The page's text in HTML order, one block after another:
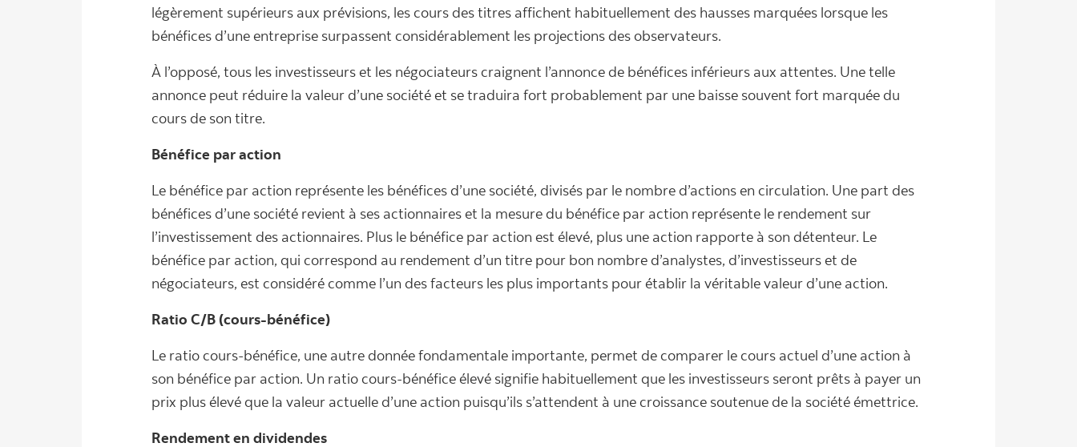
légèrement supérieurs aux prévisions, les cours des titres affichent habituellement des hausses marquées lorsque les
bénéfices d’une entreprise surpassent considérablement les projections des observateurs.
À l’opposé, tous les investisseurs et les négociateurs craignent l’annonce de bénéfices inférieurs aux attentes. Une telle
annonce peut réduire la valeur d’une société et se traduira fort probablement par une baisse souvent fort marquée du
cours de son titre.
Bénéfice par action
Le bénéfice par action représente les bénéfices d’une société, divisés par le nombre d’actions en circulation. Une part des
bénéfices d’une société revient à ses actionnaires et la mesure du bénéfice par action représente le rendement sur
l’investissement des actionnaires. Plus le bénéfice par action est élevé, plus une action rapporte à son détenteur. Le
bénéfice par action, qui correspond au rendement d’un titre pour bon nombre d’analystes, d’investisseurs et de
négociateurs, est considéré comme l’un des facteurs les plus importants pour établir la véritable valeur d’une action.
Ratio C/B (cours-bénéfice)
Le ratio cours-bénéfice, une autre donnée fondamentale importante, permet de comparer le cours actuel d’une action à
son bénéfice par action. Un ratio cours-bénéfice élevé signifie habituellement que les investisseurs seront prêts à payer un
prix plus élevé que la valeur actuelle d’une action puisqu’ils s’attendent à une croissance soutenue de la société émettrice.
Rendement en dividendes